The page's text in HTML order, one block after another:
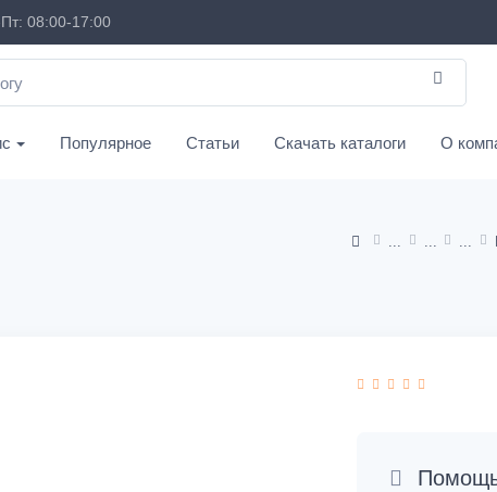
08:00-17:00
Популярное Статьи Скачать каталоги О